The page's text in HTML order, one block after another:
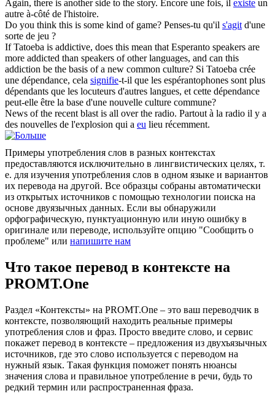
Again, there is another side to the story. Encore une fois, il existe un
autre à-côté de l'histoire.
Do you think this is some kind of game? Penses-tu qu'il s'agitd'une
sorte de jeu ?
If Tatoeba is addictive, does this mean that Esperanto speakers are
more addicted than speakers of other languages, and can this
addiction be the basis of a new common culture? Si Tatoeba crée
une dépendance, cela signifie-t-il que les espérantophones sont plus
dépendants que les locuteurs d'autres langues, et cette dépendance
peut-elle être la base d'une nouvelle culture commune?
News of the recent blastis all over the radio. Partout à la radio il y a
des nouvelles de l'explosion qui a eu lieu récemment.
Примеры употребления слов в разных контекстах
предоставляются исключительно в лингвистических целях, т.
е. для изучения употребления слов в одном языке и вариантов
их перевода на другой. Все образцы собраны автоматически
из открытых источников с помощью технологии поиска на
основе двуязычных данных. Если вы обнаружили
орфографическую, пунктуационную или иную ошибку в
оригинале или переводе, используйте опцию "Сообщить о
проблеме" или напишите нам
Что такое перевод в контексте на
PROMT.One
Раздел «Контексты» на PROMT.One – это ваш переводчик в
контексте, позволяющий находить реальные примеры
употребления слов и фраз. Просто введите слово, и сервис
покажет перевод в контексте – предложения из двухъязычных
источников, где это слово используется с переводом на
нужный язык. Такая функция поможет понять нюансы
значения слова и правильное употребление в речи, будь то
редкий термин или распространенная фраза.